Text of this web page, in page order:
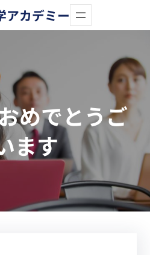
アカデミー
めでとうご
ます